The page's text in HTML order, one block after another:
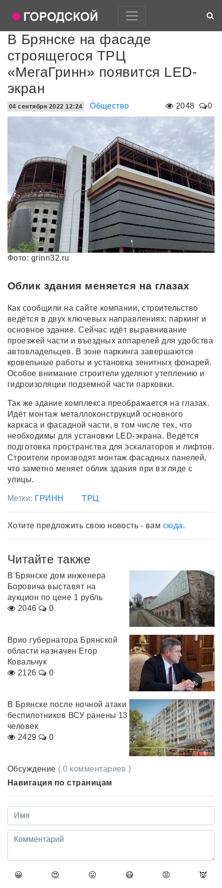
В Брянске на фасаде
строящегося ТРЦ
«МегаГринн» появится LED-
экран
2048 0
04 сентября 2022 12:24 Общество
Фото: grinn32.ru
Облик здания меняется на глазах
Как сообщили на сайте компании, строительство
ведётся в двух ключевых направлениях: паркинг и
основное здание. Сейчас идёт выравнивание
проезжей части и въездных аппарелей для удобства
автовладельцев. В зоне паркинга завершаются
кровельные работы и установка зенитных фонарей.
Особое внимание строители уделяют утеплению и
гидроизоляции подземной части парковки.
Так же здание комплекса преображается на глазах.
Идёт монтаж металлоконструкций основного
каркаса и фасадной части, в том числе тех, что
необходимы для установки LED-экрана. Ведётся
подготовка пространства для эскалаторов и лифтов.
Строители производят монтаж фасадных панелей,
что заметно меняет облик здания при взгляде с
улицы.
Метки: ГРИНН ТРЦ
Хотите предложить свою новость - вам сюда.
Читайте также
В Брянске дом инженера
Боровича выставят на
аукцион по цене 1 рубль
2046
0
Врио губернатора Брянской
области назначен Егор
Ковальчук
2126
0
В Брянске после ночной атаки
беспилотников ВСУ ранены 13
человек
2429
0
Обсуждение ( 0 комментариев )
Навигация по страницам
😀 😍 😛 😷 😡 👿